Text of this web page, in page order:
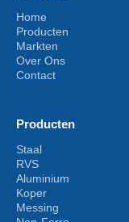
Home
Producten
Markten
Over Ons
Contact
Producten
Staal
RVS
Aluminium
Koper
Messing